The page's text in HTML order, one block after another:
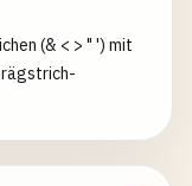
(& < > " ') mit